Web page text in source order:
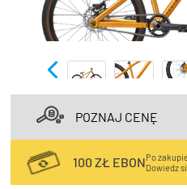
WYPRZEDAŻ
OUTLET
NOWOŚCI
BONY
PROMOCJE
POZNAJ CENĘ
100 ZŁ EBONPo
Dowiedz